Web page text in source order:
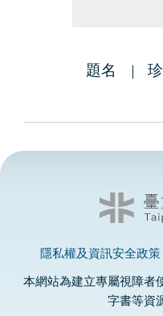
題名
隱私權及資訊安全政策
本網站為建立專屬視障者
字書等資